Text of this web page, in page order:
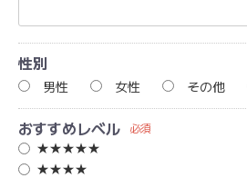
性別
男性 女性 その他
おすすめレベル 必須
★★★★★
★★★★